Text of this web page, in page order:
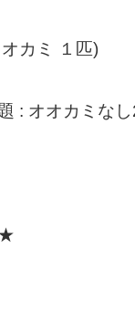
カミ １匹)
: オオカミな
★